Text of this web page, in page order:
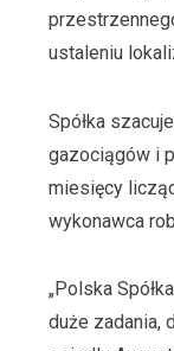
ustaleniu
Spółka
gazociągów i
miesięcy
wykonawca
„Polska
duże zadania,